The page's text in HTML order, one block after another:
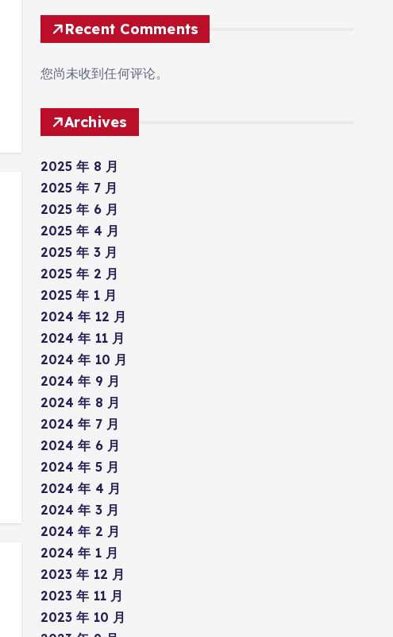
Recent Comments
您尚未收到任何评论。
Archives
2025 年 8 月
2025 年 7 月
2025 年 6 月
2025 年 4 月
2025 年 3 月
2025 年 2 月
2025 年 1 月
2024 年 12 月
2024 年 11 月
2024 年 10 月
2024 年 9 月
2024 年 8 月
2024 年 7 月
2024 年 6 月
2024 年 5 月
2024 年 4 月
2024 年 3 月
2024 年 2 月
2024 年 1 月
2023 年 12 月
2023 年 11 月
2023 年 10 月